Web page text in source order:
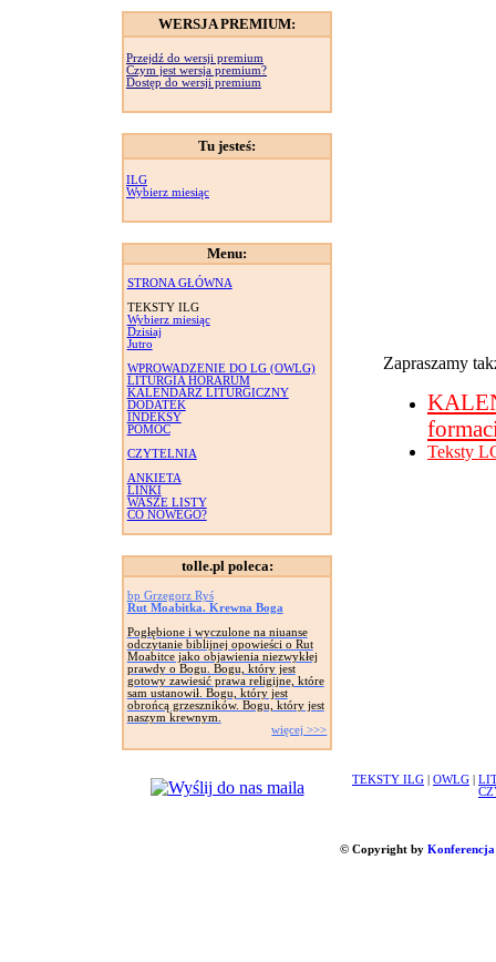
WERSJA PREMIUM:
Przejdź do wersji premium
Czym jest wersja premium?
Dostęp do wersji premium
Tu jesteś:
ILG
Wybierz miesiąc
Menu:
STRONA GŁÓWNA
TEKSTY ILG
Wybierz miesiąc
Dzisiaj
Jutro
WPROWADZENIE DO LG (OWLG)
LITURGIA HORARUM
KALENDARZ LITURGICZNY
DODATEK
INDEKSY
POMOC
CZYTELNIA
ANKIETA
LINKI
WASZE LISTY
CO NOWEGO?
tolle.pl poleca:
bp Grzegorz Ryś
Rut Moabitka. Krewna Boga
Pogłębione i wyczulone na niuanse
odczytanie biblijnej opowieści o Rut
Moabitce jako objawienia niezwykłej
prawdy o Bogu. Bogu, który jest
gotowy zawiesić prawa religijne, które
sam ustanowił. Bogu, który jest
obrońcą grzeszników. Bogu, który jest
naszym krewnym.
więcej >>>
Zapraszamy
Teksty
TEKSTY ILG OWLG
© Copyright by Konferencja